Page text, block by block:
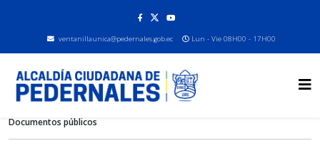
ventanillaunica@pedernales.gob.ec Lun - Vie 08H00 - 17H00
Documentos públicos